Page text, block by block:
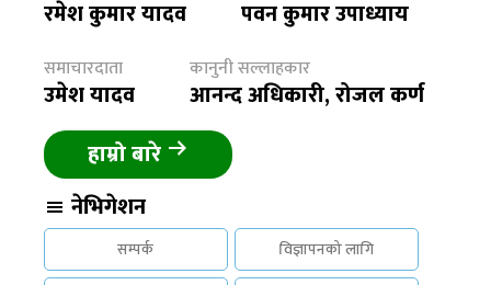
रमेश कुमार यादव पवन कुमार उपाध्याय
समाचारदाता
उमेश यादव
कानुनी सल्लाहकार
आनन्द अधिकारी, रोजल कर्ण
हाम्रो बारे
नेभिगेशन
सम्पर्क
विज्ञापनको लागि